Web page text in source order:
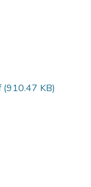
(910.47 KB)